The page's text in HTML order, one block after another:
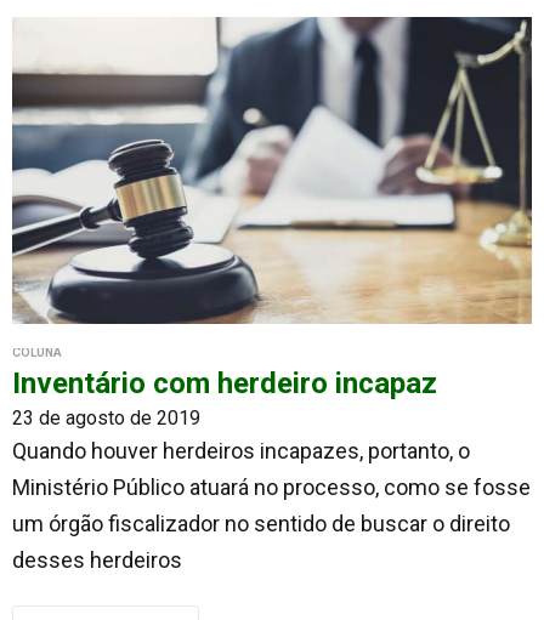
COLUNA
Inventário com herdeiro incapaz
23 de agosto de 2019
Quando houver herdeiros incapazes, portanto, o
Ministério Público atuará no processo, como se fosse
um órgão fiscalizador no sentido de buscar o direito
desses herdeiros